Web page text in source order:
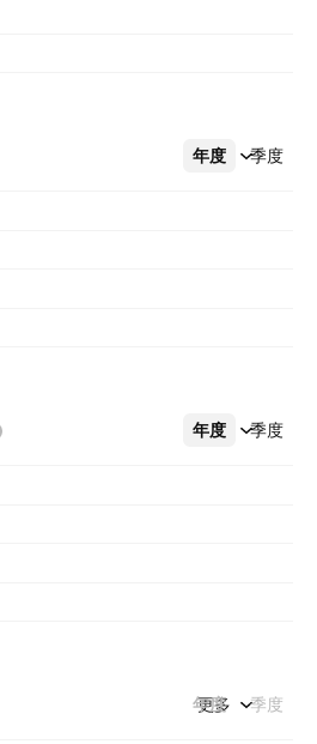
年度 季度
更多
年度 季度
更多
年度 季度
更多